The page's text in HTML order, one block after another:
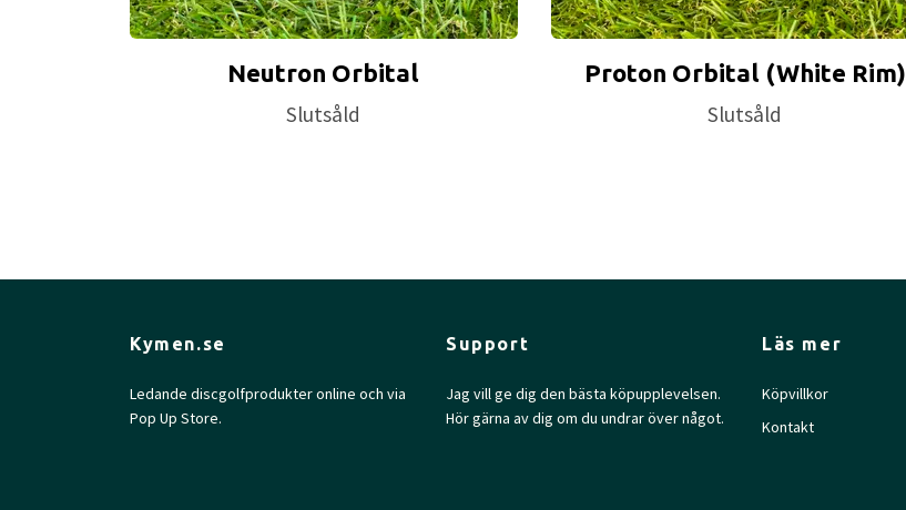
Neutron Orbital
Slutsåld
Proton Orbital (White Rim)
Slutsåld
Kymen.se
Ledande discgolfprodukter online och via
Pop Up Store.
Support
Jag vill ge dig den bästa köpupplevelsen.
Hör gärna av dig om du undrar över något.
Läs mer
Köpvillkor
Kontakt